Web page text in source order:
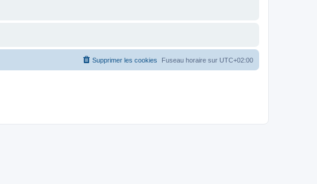
Fuseau horaire sur UTC+02:00
Supprimer les cookies